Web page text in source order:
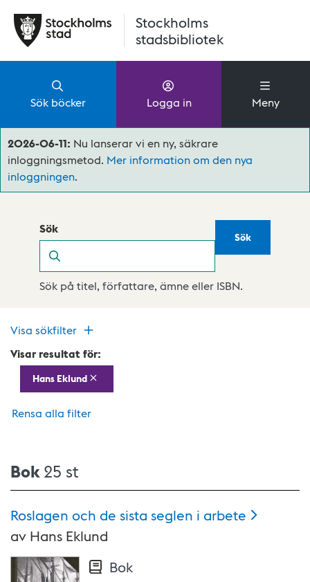
Stockholms
stadsbibliotek
Sök böcker Logga in Meny
2026-06-11: Nu lanserar vi en ny, säkrare
inloggningsmetod. Mer information om den nya
inloggningen.
Sök
Sök
Sök på titel, författare, ämne eller ISBN.
Visa sökfilter
Visar resultat för:
Hans Eklund
Rensa alla filter
Bok 25 st
Roslagen och de sista seglen i arbete
av Hans Eklund
Bok